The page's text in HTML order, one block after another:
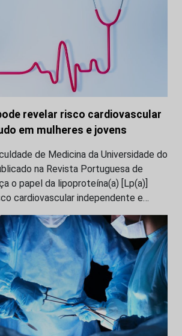
revelar risco cardiovascular
em mulheres e jovens
de Medicina da Universidade do
na Revista Portuguesa de
o papel da lipoproteína(a) [Lp(a)]
cardiovascular independente e…